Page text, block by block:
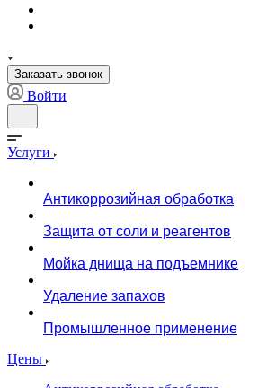
Заказать звонок
Войти
Услуги
Антикоррозийная обработка
Защита от соли и реагентов
Мойка днища на подъемнике
Удаление запахов
Промышленное применение
Цены